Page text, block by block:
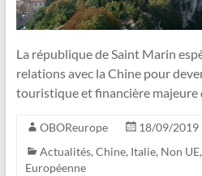
La république de Saint Marin
relations avec la Chine pour
touristique et financière majeure
OBOReurope
18/09/2019
Actualités,Chine, Italie, Non UE,
Européenne